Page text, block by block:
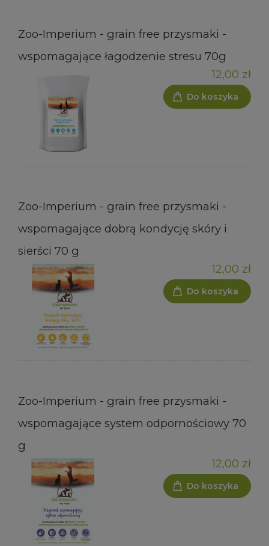
Zoo-Imperium - grain free przysmaki -
wspomagające łagodzenie stresu 70g
12,00 zł
Do koszyka
Zoo-Imperium - grain free przysmaki -
wspomagające dobrą kondycję skóry i
sierści 70 g
12,00 zł
Do koszyka
Zoo-Imperium - grain free przysmaki -
wspomagające system odpornościowy 70
g
12,00 zł
Do koszyka